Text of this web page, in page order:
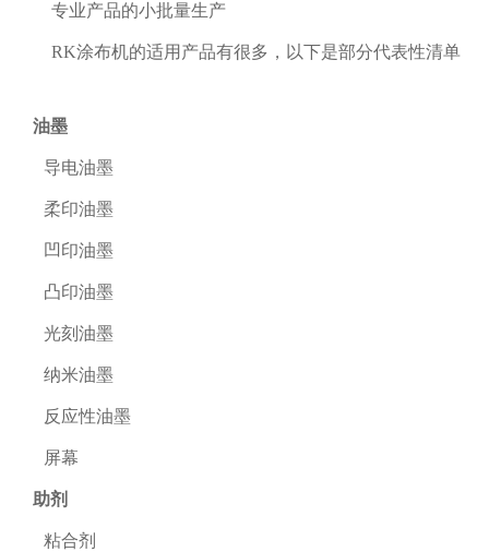
专业产品的小批量生产
RK涂布机的适用产品有很多，以下是部分代表性清单
油墨
导电油墨
柔印油墨
凹印油墨
凸印油墨
光刻油墨
纳米油墨
反应性油墨
屏幕
助剂
粘合剂